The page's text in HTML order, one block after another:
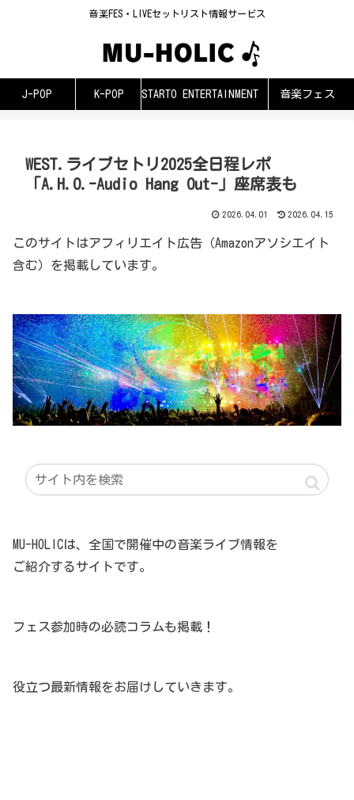
音楽FES・LIVEセットリスト情報サービス
J-POP K-POP STARTO ENTERTAINMENT 音楽フェス
WEST.ライブセトリ2025全日程レポ
「A.H.O.-Audio Hang Out-」座席表も
2026.04.01 2026.04.15
このサイトはアフィリエイト広告（Amazonアソシエイト
含む）を掲載しています。
MU-HOLICは、全国で開催中の音楽ライブ情報を
ご紹介するサイトです。
フェス参加時の必読コラムも掲載！
役立つ最新情報をお届けしていきます。